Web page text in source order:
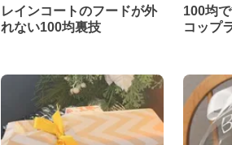
レインコートのフードが外
れない100均裏技
100均
コップ